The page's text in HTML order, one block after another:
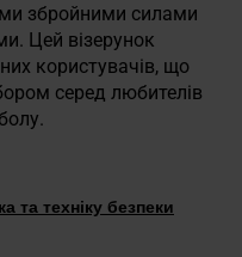
збройними силами
Цей візерунок
користувачів, що
серед любителів
та техніку безпеки